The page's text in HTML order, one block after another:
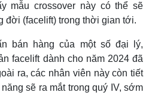
Biển đảo
mẫu crossover này có thể sẽ
đời (facelift) trong thời gian tới.
bán hàng của một số đại lý,
facelift dành cho năm 2024 đã
ra, các nhân viên này còn tiết
sẽ ra mắt trong quý IV, sớm